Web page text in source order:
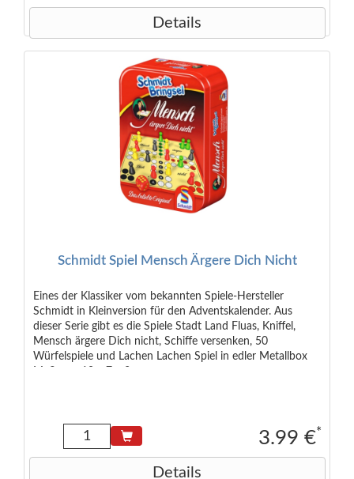
Details
Schmidt Spiel Mensch Ärgere Dich Nicht
Eines der Klassiker vom bekannten Spiele-Hersteller
Schmidt in Kleinversion für den Adventskalender. Aus
dieser Serie gibt es die Spiele Stadt Land Fluas, Kniffel,
Mensch ärgere Dich nicht, Schiffe versenken, 50
Würfelspiele und Lachen Lachen Spiel in edler Metallbox
3.99 €*
Details